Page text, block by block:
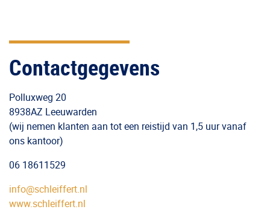
Contactgegevens
Polluxweg 20
8938AZ Leeuwarden
(wij nemen klanten aan tot een reistijd van 1,5 uur vanaf
ons kantoor)
06 18611529
info@schleiffert.nl
www.schleiffert.nl